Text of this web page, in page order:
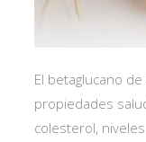
El betaglucano
propiedades
colesterol,